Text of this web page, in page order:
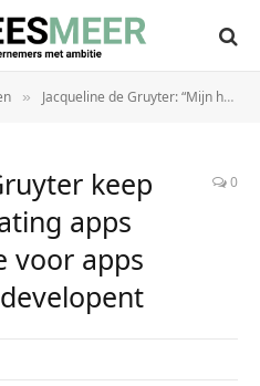
» Jacqueline de Gruyter: “Mijn hart gaat sneller kloppen van nieuwe ideeën”
keep
apps
voor apps
0